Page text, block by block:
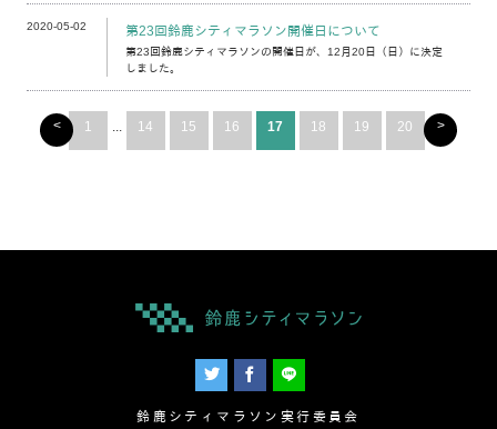
2020-05-02 第23回鈴鹿シティマラソン開催日について
第23回鈴鹿シティマラソンの開催日が、12月20日（日）に決定
しました。
< 1 ... 14 15 16 17 18 19 20 >
鈴鹿シティマラソン実行委員会